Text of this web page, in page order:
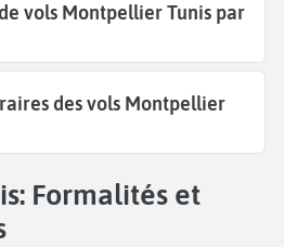
vols Montpellier Tunis par
des vols Montpellier
Formalités et